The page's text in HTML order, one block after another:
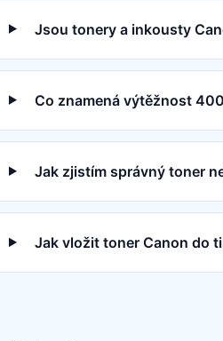
Jsou tonery a inkousty
Co znamená výtěžnost
Jak zjistím správný toner
Jak vložit toner Canon do